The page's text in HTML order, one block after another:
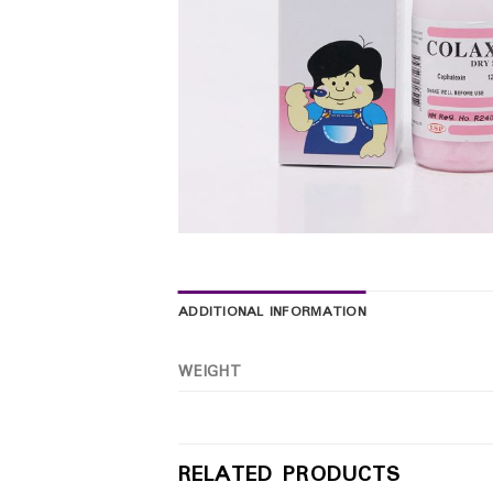
ADDITIONAL INFORMATION
WEIGHT
RELATED PRODUCTS